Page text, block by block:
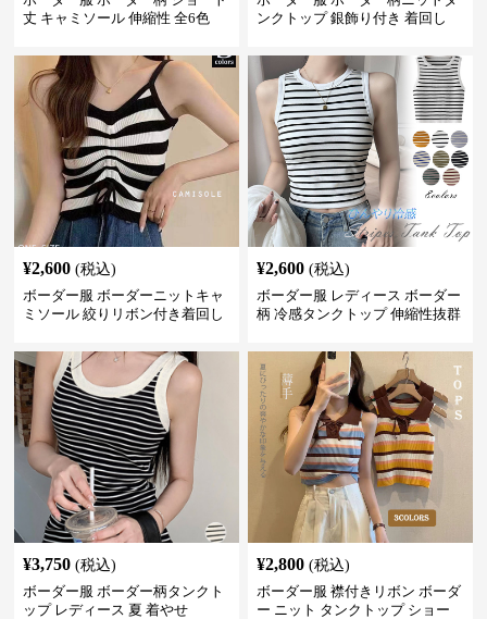
丈 キャミソール 伸縮性 全6色
ンクトップ 銀飾り付き 着回し
¥2,600 (税込)
ボーダー服 ボーダーニットキャ
ミソール 絞りリボン付き着回し
¥2,600 (税込)
ボーダー服 レディース ボーダー
柄 冷感タンクトップ 伸縮性抜群
¥3,750 (税込)
ボーダー服 ボーダー柄タンクト
ップ レディース 夏 着やせ
¥2,800 (税込)
ボーダー服 襟付きリボン ボーダ
ー ニット タンクトップ ショー